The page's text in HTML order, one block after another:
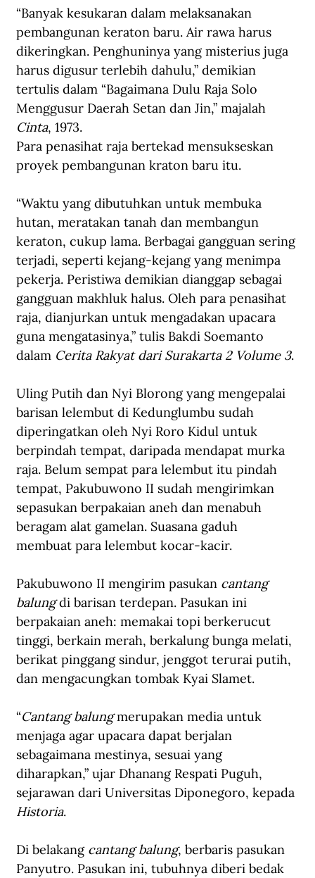
“Banyak kesukaran dalam melaksanakan
pembangunan keraton baru. Air rawa harus
dikeringkan. Penghuninya yang misterius juga
harus digusur terlebih dahulu,” demikian
tertulis dalam “Bagaimana Dulu Raja Solo
Menggusur Daerah Setan dan Jin,” majalah
Cinta, 1973.
Para penasihat raja bertekad mensukseskan
proyek pembangunan kraton baru itu.
“Waktu yang dibutuhkan untuk membuka
hutan, meratakan tanah dan membangun
keraton, cukup lama. Berbagai gangguan sering
terjadi, seperti kejang-kejang yang menimpa
pekerja. Peristiwa demikian dianggap sebagai
gangguan makhluk halus. Oleh para penasihat
raja, dianjurkan untuk mengadakan upacara
guna mengatasinya,” tulis Bakdi Soemanto
dalam Cerita Rakyat dari Surakarta 2 Volume 3.
Uling Putih dan Nyi Blorong yang mengepalai
barisan lelembut di Kedunglumbu sudah
diperingatkan oleh Nyi Roro Kidul untuk
berpindah tempat, daripada mendapat murka
raja. Belum sempat para lelembut itu pindah
tempat, Pakubuwono II sudah mengirimkan
sepasukan berpakaian aneh dan menabuh
beragam alat gamelan. Suasana gaduh
membuat para lelembut kocar-kacir.
Pakubuwono II mengirim pasukan cantang
balung di barisan terdepan. Pasukan ini
berpakaian aneh: memakai topi berkerucut
tinggi, berkain merah, berkalung bunga melati,
berikat pinggang sindur, jenggot terurai putih,
dan mengacungkan tombak Kyai Slamet.
“Cantang balung merupakan media untuk
menjaga agar upacara dapat berjalan
sebagaimana mestinya, sesuai yang
diharapkan,” ujar Dhanang Respati Puguh,
sejarawan dari Universitas Diponegoro, kepada
Historia.
Di belakang cantang balung, berbaris pasukan
Panyutro. Pasukan ini, tubuhnya diberi bedak